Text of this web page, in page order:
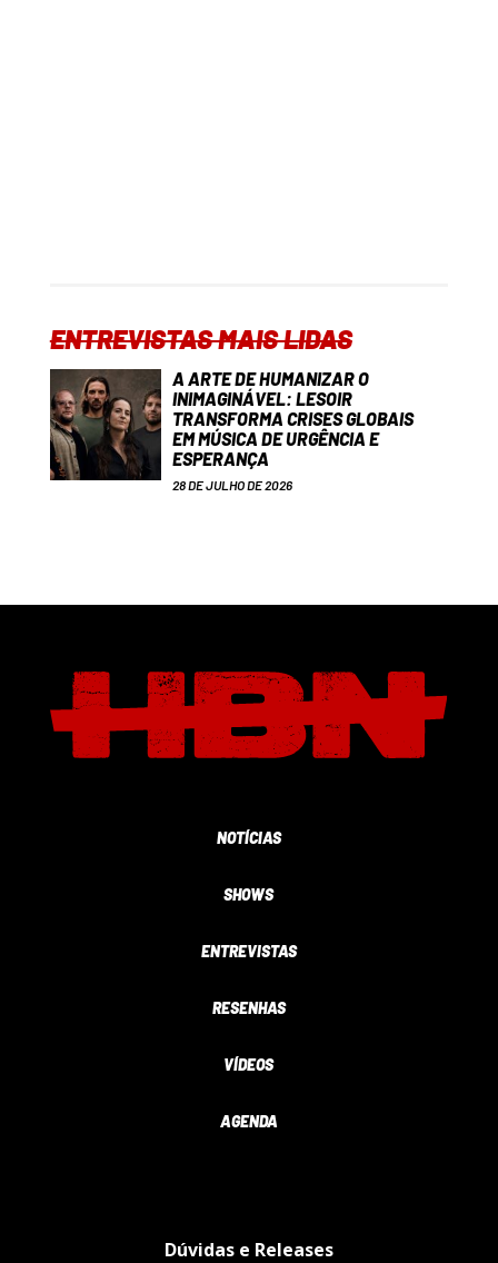
ENTREVISTAS MAIS LIDAS
A ARTE DE HUMANIZAR O
INIMAGINÁVEL: LESOIR
TRANSFORMA CRISES GLOBAIS
EM MÚSICA DE URGÊNCIA E
ESPERANÇA
28 DE JULHO DE 2026
NOTÍCIAS
SHOWS
ENTREVISTAS
RESENHAS
VÍDEOS
AGENDA
Dúvidas e Releases